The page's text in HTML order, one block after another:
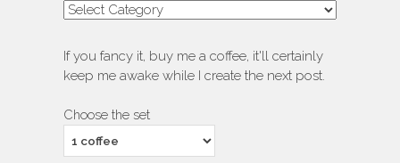
Categories
If you fancy it, buy me a coffee, it'll certainly
keep me awake while I create the next post.
Choose the set